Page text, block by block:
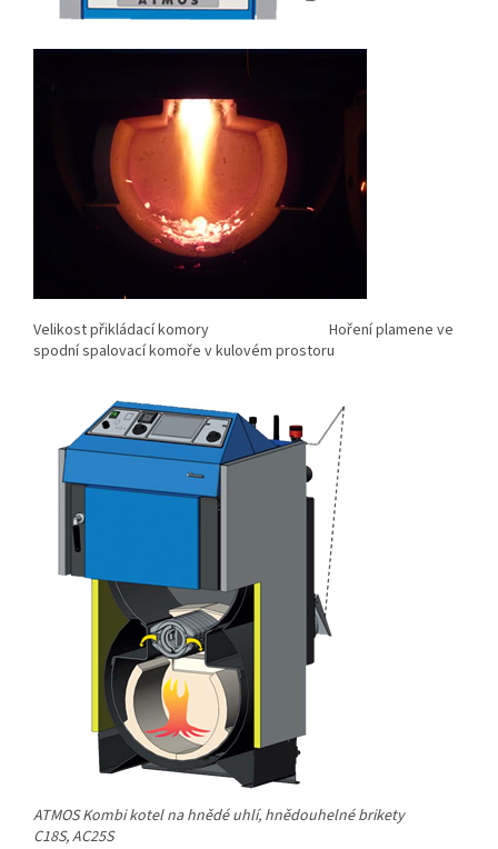
Velikost přikládací komory Hoření plamene ve
spodní spalovací komoře v kulovém prostoru
ATMOS Kombi kotel na hnědé uhlí, hnědouhelné brikety
C18S, AC25S